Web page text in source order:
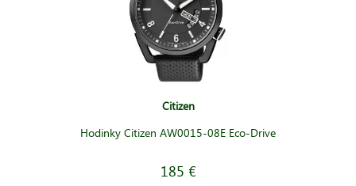
Citizen
Hodinky Citizen AW0015-08E Eco-Drive
185 €